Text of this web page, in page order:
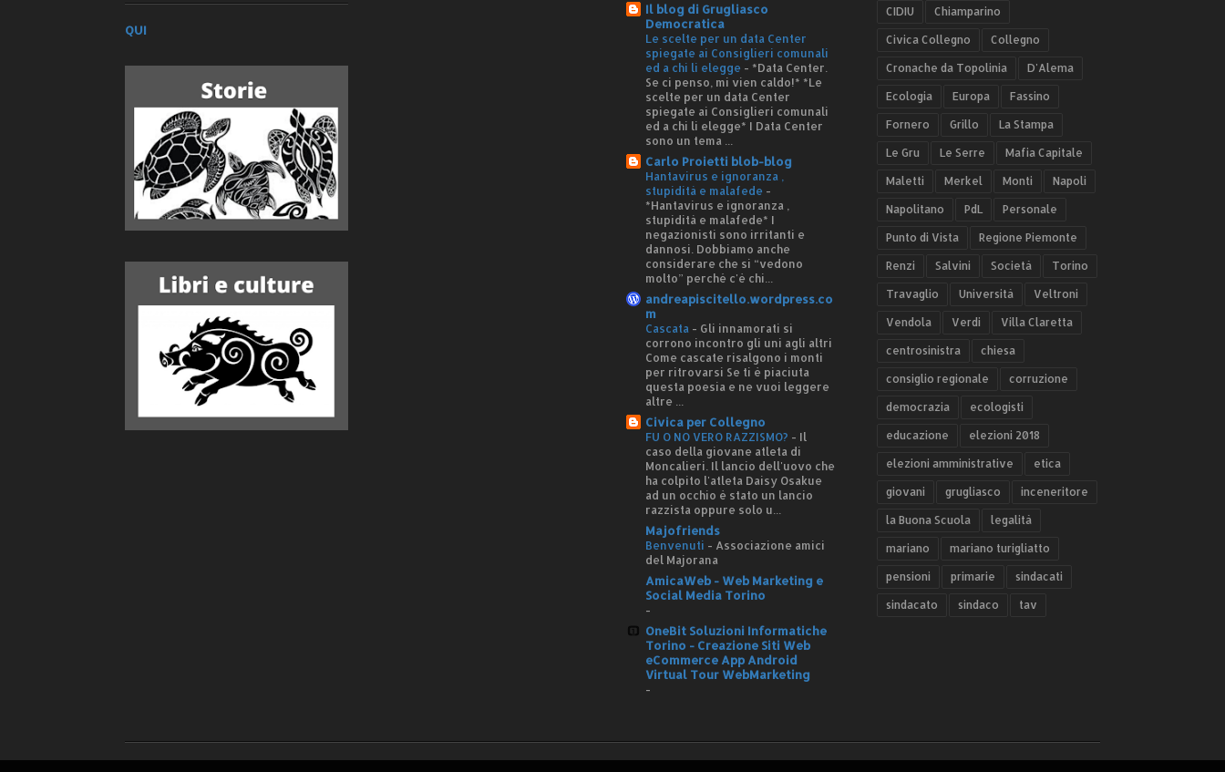
QUI
Il blog di Grugliasco
Democratica
Le scelte per un data Center
spiegate ai Consiglieri comunali
ed a chi li elegge - *Data Center.
Se ci penso, mi vien caldo!* *Le
scelte per un data Center
spiegate ai Consiglieri comunali
ed a chi li elegge* I Data Center
sono un tema ...
Carlo Proietti blob-blog
Hantavirus e ignoranza ,
stupidità e malafede -
*Hantavirus e ignoranza ,
stupidità e malafede* I
negazionisti sono irritanti e
dannosi. Dobbiamo anche
considerare che si “vedono
molto” perché c'è chi...
andreapiscitello.wordpress.co
m
Cascata - Gli innamorati si
corrono incontro gli uni agli altri
Come cascate risalgono i monti
per ritrovarsi Se ti è piaciuta
questa poesia e ne vuoi leggere
altre ...
Civica per Collegno
FU O NO VERO RAZZISMO? - Il
caso della giovane atleta di
Moncalieri. Il lancio dell'uovo che
ha colpito l'atleta Daisy Osakue
ad un occhio è stato un lancio
razzista oppure solo u...
Majofriends
Benvenuti - Associazione amici
del Majorana
AmicaWeb - Web Marketing e
Social Media Torino
-
OneBit Soluzioni Informatiche
Torino - Creazione Siti Web
eCommerce App Android
Virtual Tour WebMarketing
-
CIDIU Chiamparino
Civica Collegno Collegno
Cronache da Topolinia D'Alema
Ecologia Europa Fassino
Fornero Grillo La Stampa
Le Gru Le Serre Mafia Capitale
Maletti Merkel Monti Napoli
Napolitano PdL Personale
Punto di Vista Regione Piemonte
Renzi Salvini Società Torino
Travaglio Università Veltroni
Vendola Verdi Villa Claretta
centrosinistra chiesa
consiglio regionale corruzione
democrazia ecologisti
educazione elezioni 2018
elezioni amministrative etica
giovani grugliasco inceneritore
la Buona Scuola legalità
mariano mariano turigliatto
pensioni primarie sindacati
sindacato sindaco tav